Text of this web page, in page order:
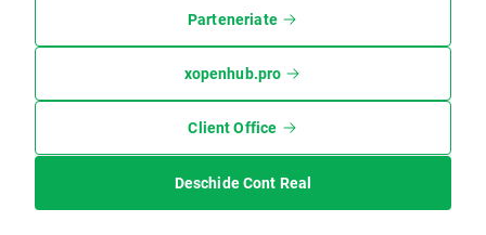
Parteneriate
xopenhub.pro
Client Office
Deschide Cont Real